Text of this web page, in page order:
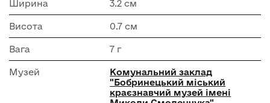
Ширина 3.2 см
Висота 0.7 см
Вага 7 г
Музей
Комунальний заклад
"Бобринецький міський
краєзнавчий музей імені